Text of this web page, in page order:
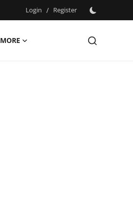
Login / Register
MORE